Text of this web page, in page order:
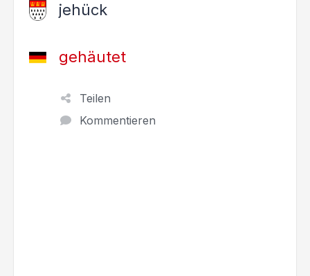
jehück
gehäutet
Teilen
Kommentieren